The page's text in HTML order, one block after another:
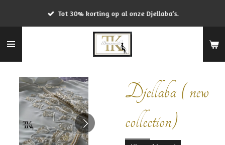
de
Tot 30% korting op al onze Djellaba’s.
Djellaba ( new
collection)